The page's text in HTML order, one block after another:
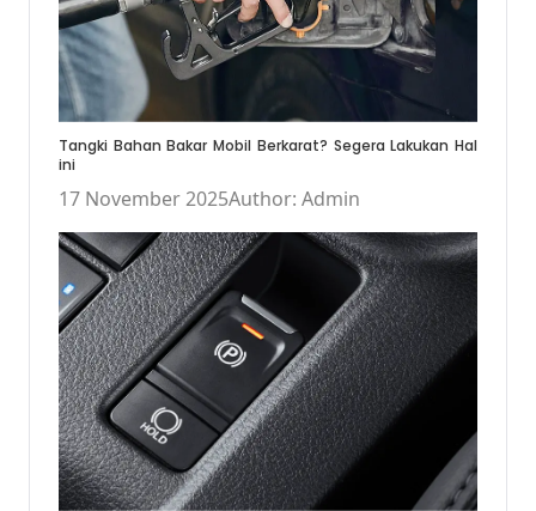
Tangki Bahan Bakar Mobil Berkarat? Segera Lakukan Hal
ini
17 November 2025Author: Admin